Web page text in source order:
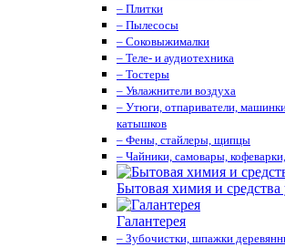
– Плитки
– Пылесосы
– Соковыжималки
– Теле- и аудиотехника
– Тостеры
– Увлажнители воздуха
– Утюги, отпариватели,
катышков
– Фены, стайлеры, щипцы
– Чайники, самовары,
Бытовая химия и средства
Галантерея
– Зубочистки, шпажки